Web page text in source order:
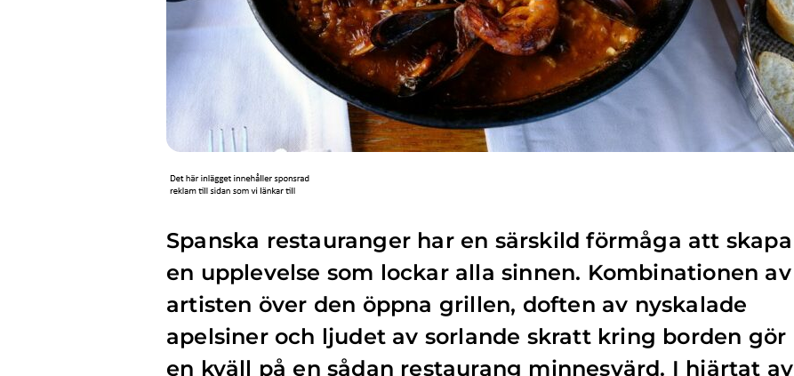
Spanska restauranger har en särskild förmåga att skapa
en upplevelse som lockar alla sinnen. Kombinationen av
artisten över den öppna grillen, doften av nyskalade
apelsiner och ljudet av sorlande skratt kring borden gör
en kväll på en sådan restaurang minnesvärd. I hjärtat av